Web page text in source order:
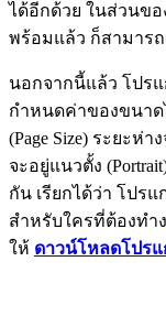
ได้อีกด้วย ในส่วนขอ
พร้อมแล้ว ก็สามารถ
นอกจากนี้แล้ว โปรแ
กำหนดค่าของขนาด
(Page Size) ระยะห่
จะอยู่แนวตั้ง
กัน เรียกได้ว่า โปร
สำหรับใครที่ต้องทำ
ให้ ดาวน์โหลดโปร